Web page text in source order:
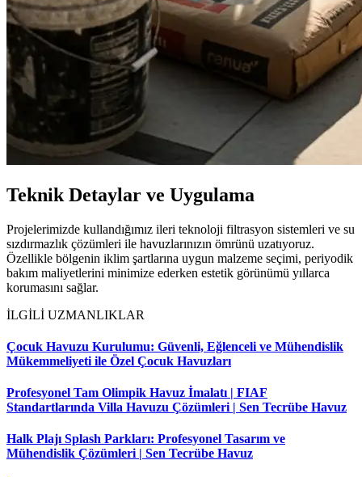
Teknik Detaylar ve Uygulama
Projelerimizde kullandığımız ileri teknoloji filtrasyon sistemleri ve su
sızdırmazlık çözümleri ile havuzlarınızın ömrünü uzatıyoruz.
Özellikle bölgenin iklim şartlarına uygun malzeme seçimi, periyodik
bakım maliyetlerini minimize ederken estetik görünümü yıllarca
korumasını sağlar.
İLGİLİ UZMANLIKLAR
Çocuk Havuzu Kurulumu: Güvenli, Eğlenceli ve Mühendislik
Mükemmeliyeti ile Özel Çocuk Havuzları
Profesyonel Tam Olimpik Havuz İmalatı | FIAF
Standartlarında Villa Havuzu Çözümleri | Sen Tecrübe Havuz
Halk Plajı Splash Parkları: Profesyonel Tasarım ve
Mühendislik Çözümleri | Sen Tecrübe Havuz